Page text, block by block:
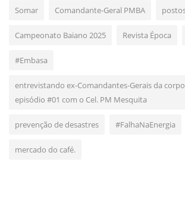
Somar Comandante-Geral PMBA
Campeonato Baiano 2025 Revista Época
#Embasa
entrevistando ex-Comandantes-Gerais da
episódio #01 com o Cel. PM Mesquita
prevenção de desastres #FalhaNaEnergia
mercado do café.